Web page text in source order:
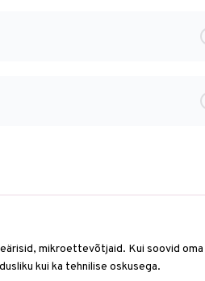
mikroettevõtjaid. Kui soovid oma
kui ka tehnilise oskusega.